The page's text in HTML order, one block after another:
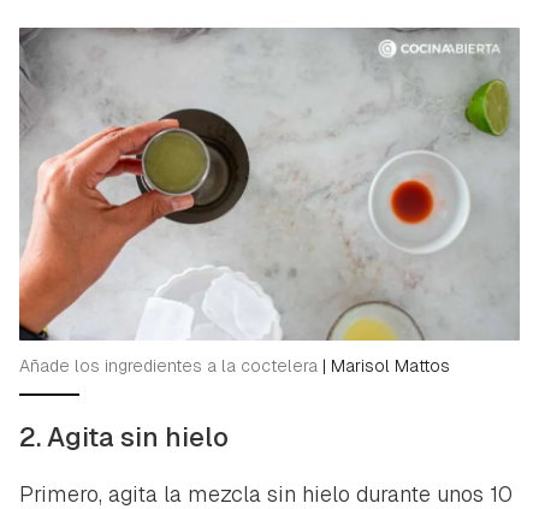
Añade los ingredientes a la coctelera | Marisol Mattos
2. Agita sin hielo
Primero, agita la mezcla sin hielo durante unos 10